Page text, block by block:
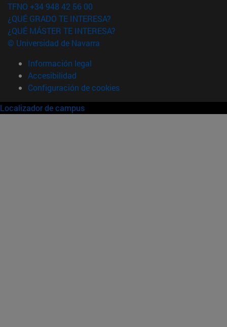
TFNO +34 948 42 56 00
¿QUÉ GRADO TE INTERESA?
¿QUÉ MÁSTER TE INTERESA?
© Universidad de Navarra
Información legal
Accesibilidad
Configuración de cookies
Localizador de campus